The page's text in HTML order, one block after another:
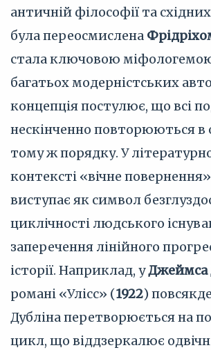
античній філософії та східних
була переосмислена
стала ключовою
багатьох модерністських
концепція постулює, що всі
нескінченно повторюються в
тому ж порядку. У
контексті «вічне
виступає як символ
циклічності людського
заперечення лінійного
історії. Наприклад, уДжеймса
романі «Улісс» (1922)
Дубліна перетворюється на
цикл, що віддзеркалює